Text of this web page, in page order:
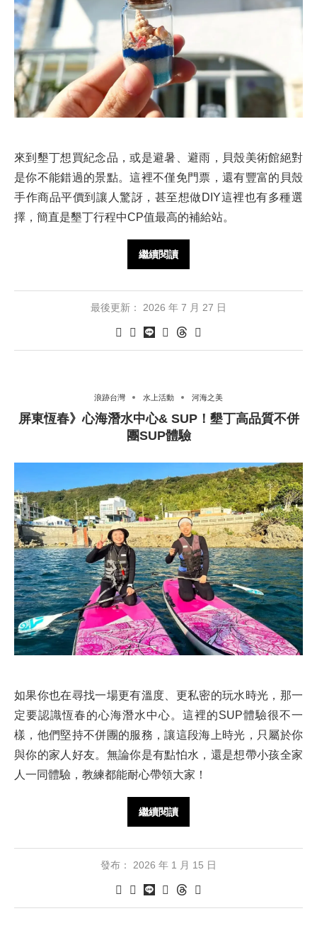
來到墾丁想買紀念品，或是避暑、避雨，貝殼美術館絕對
是你不能錯過的景點。這裡不僅免門票，還有豐富的貝殼
手作商品平價到讓人驚訝，甚至想做DIY這裡也有多種選
擇，簡直是墾丁行程中CP值最高的補給站。
繼續閱讀
最後更新： 2026 年 7 月 27 日
浪跡台灣 水上活動 河海之美
屏東恆春》心海潛水中心& SUP！墾丁高品質不併
團SUP體驗
如果你也在尋找一場更有溫度、更私密的玩水時光，那一
定要認識恆春的心海潛水中心。這裡的SUP體驗很不一
樣，他們堅持不併團的服務，讓這段海上時光，只屬於你
與你的家人好友。無論你是有點怕水，還是想帶小孩全家
人一同體驗，教練都能耐心帶領大家！
繼續閱讀
發布： 2026 年 1 月 15 日